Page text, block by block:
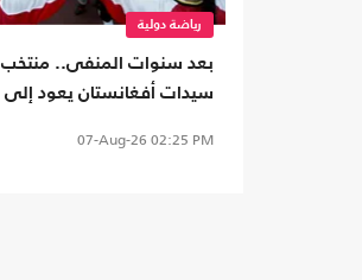
رياضة دولية
بعد سنوات المنفى.. منتخب
سيدات أفغانستان يعود إلى
07-Aug-26 02:25 PM